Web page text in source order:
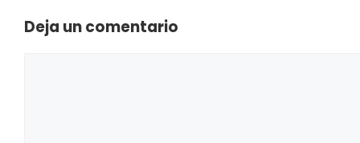
Deja un comentario